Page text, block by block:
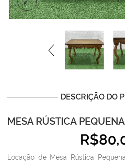
DESCRIÇÃO DO
MESA RÚSTICA PEQUENA
R$
Locação de Mesa Rústica